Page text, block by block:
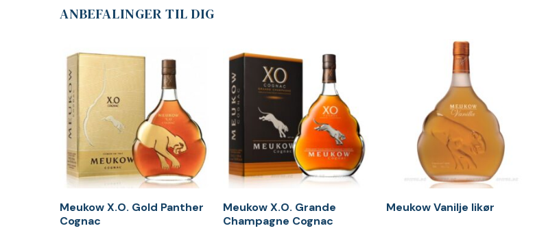
ANBEFALINGER TIL DIG
Meukow X.O. Gold Panther
Cognac
Meukow X.O. Grande
Champagne Cognac
Meukow Vanilje likør